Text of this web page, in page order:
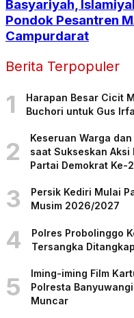
Basyariyah,
Pondok Pesantren
Campurdarat
Berita Terpopuler
1
Harapan Besar Cicit
Buchori untuk Gus
2
Keseruan Warga dan
saat Sukseskan Aksi
Partai Demokrat Ke-
3
Persik Kediri Mulai
Musim 2026/2027
4
Polres Probolinggo
Tersangka Ditangkap
5
Iming-iming Film
Polresta
Muncar